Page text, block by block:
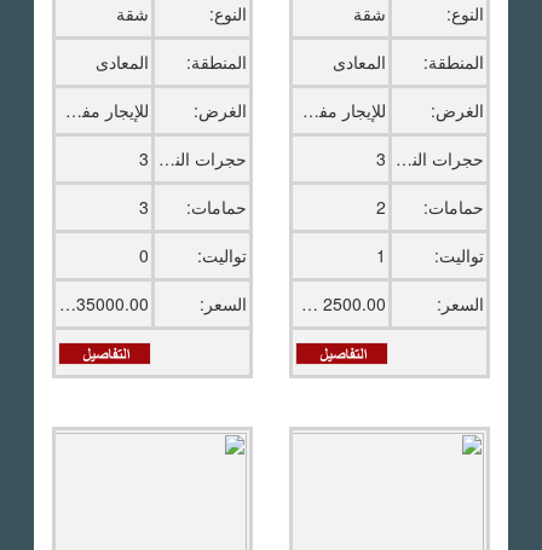
النوع:
شقة
المنطقة:
المعادى
الغرض:
للإيجار مفروش
حجرات النوم: 3
حمامات:
2
تواليت:
1
السعر:
2500.00 دولار امريكى
النوع:
شقة
المنطقة:
المعادى
الغرض:
للإيجار مفروش
حجرات النوم: 3
حمامات:
3
تواليت:
0
السعر:
35000.00 ج.م